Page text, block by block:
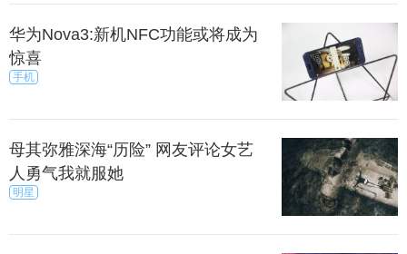
华为Nova3:新机NFC功能或将成为
惊喜
手机
母其弥雅深海“历险” 网友评论女艺
人勇气我就服她
明星